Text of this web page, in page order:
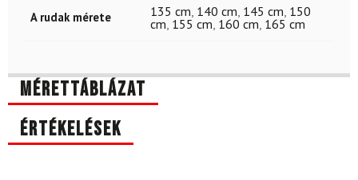
A rudak mérete 135 cm 140 cm 145 cm 150
cm 155 cm 160 cm 165 cm
Mérettáblázat
Értékelések